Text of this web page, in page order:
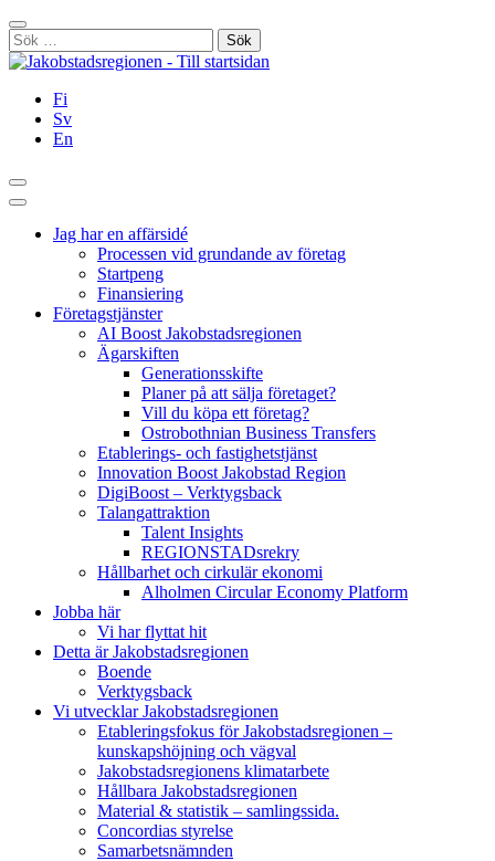
Hoppa
till
innehållet
Stäng
Sök
efter:
Fi
Sv
En
Sök
Huvudmeny
Jag har en affärsidé
Processen vid grundande av företag
Startpeng
Finansiering
Företagstjänster
AI Boost Jakobstadsregionen
Ägarskiften
Generationsskifte
Planer på att sälja företaget?
Vill du köpa ett företag?
Ostrobothnian Business Transfers
Etablerings- och fastighetstjänst
Innovation Boost Jakobstad Region
DigiBoost – Verktygsback
Talangattraktion
Talent Insights
REGIONSTADsrekry
Hållbarhet och cirkulär ekonomi
Alholmen Circular Economy Platform
Jobba här
Vi har flyttat hit
Detta är Jakobstadsregionen
Boende
Verktygsback
Vi utvecklar Jakobstadsregionen
Etableringsfokus för Jakobstadsregionen –
kunskapshöjning och vägval
Jakobstadsregionens klimatarbete
Hållbara Jakobstadsregionen
Material & statistik – samlingssida.
Concordias styrelse
Samarbetsnämnden